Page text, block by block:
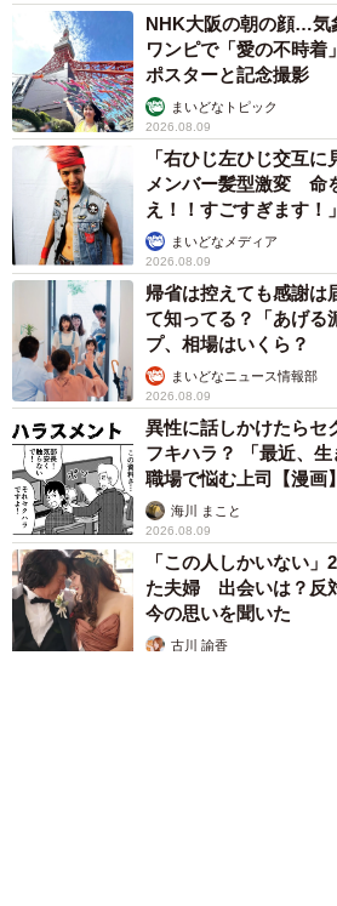
NHK大阪の朝の顔…気
ワンピで「愛の不時
ポスターと記念撮影
まいどなトピック
2026.08.09
「右ひじ左ひじ交互
メンバー髪型激変 命
え！！すごすぎます
まいどなメディア
2026.08.09
帰省は控えても感謝
て知ってる？「あげる
プ、相場はいくら？
まいどなニュース情報部
2026.08.09
異性に話しかけたらセ
フキハラ？ 「最近、
職場で悩む上司【漫画】
海川 まこと
2026.08.09
「この人しかいない
た夫婦 出会いは？反
今の思いを聞いた
古川 諭香